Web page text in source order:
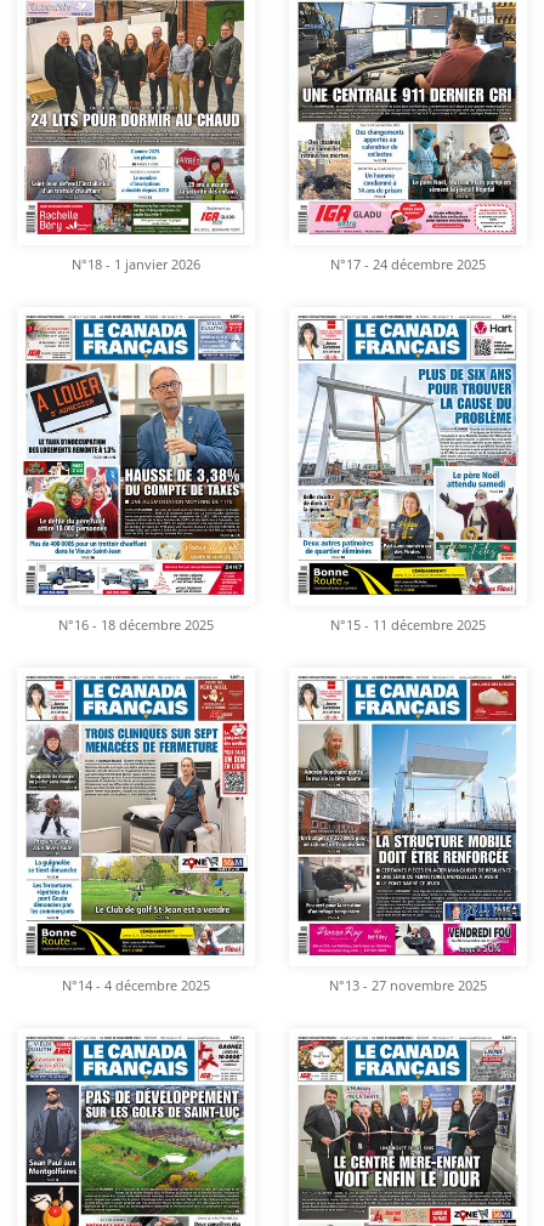
N°18 - 1 janvier 2026 N°17 - 24 décembre 2025
N°16 - 18 décembre 2025 N°15 - 11 décembre 2025
N°14 - 4 décembre 2025 N°13 - 27 novembre 2025